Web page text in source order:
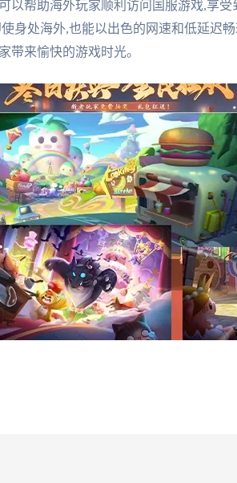
以帮助海外玩家顺利访问国服游戏,享
身处海外,也能以出色的网速和低延迟
带来愉快的游戏时光。